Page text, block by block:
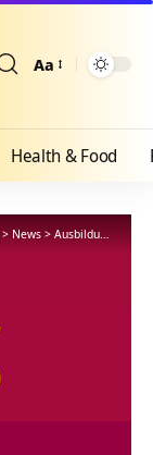
Aa
Health & Food
> News > Ausbildungen